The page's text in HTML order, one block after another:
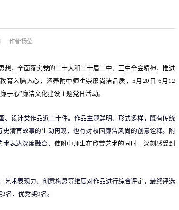
作者:杨莹
想，全面落实党的二十大和二十届二中、三中全会精神，推进
育入脑入心，涵养附中师生崇廉尚洁品质， 5月 20 日-6 月 12
于心”廉洁文化建设主题党日活动。
、设计类作品近二十件。作品主题鲜明、形式多样，既有传统
清官故事的生动再现，也有对校园廉洁风尚的创意诠释。附
表达深度融合， 使附中师生在欣赏艺术的同时，深刻感受到
艺术表现力、创意构思等维度对作品进行综合评定，最终评选
3名、优秀奖9名。